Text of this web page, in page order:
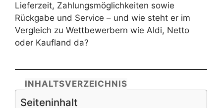
Lieferzeit, Zahlungsmöglichkeiten sowie
Rückgabe und Service – und wie steht er im
Vergleich zu Wettbewerbern wie Aldi, Netto
oder Kaufland da?
INHALTSVERZEICHNIS
Seiteninhalt